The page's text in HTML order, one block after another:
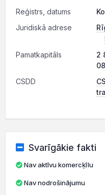
Reģistrs, datums
Juridiskā adrese
Pamatkapitāls
2
CSDD
Svarīgākie fakti
Nav aktīvu komercķīlu
Nav nodrošinājumu